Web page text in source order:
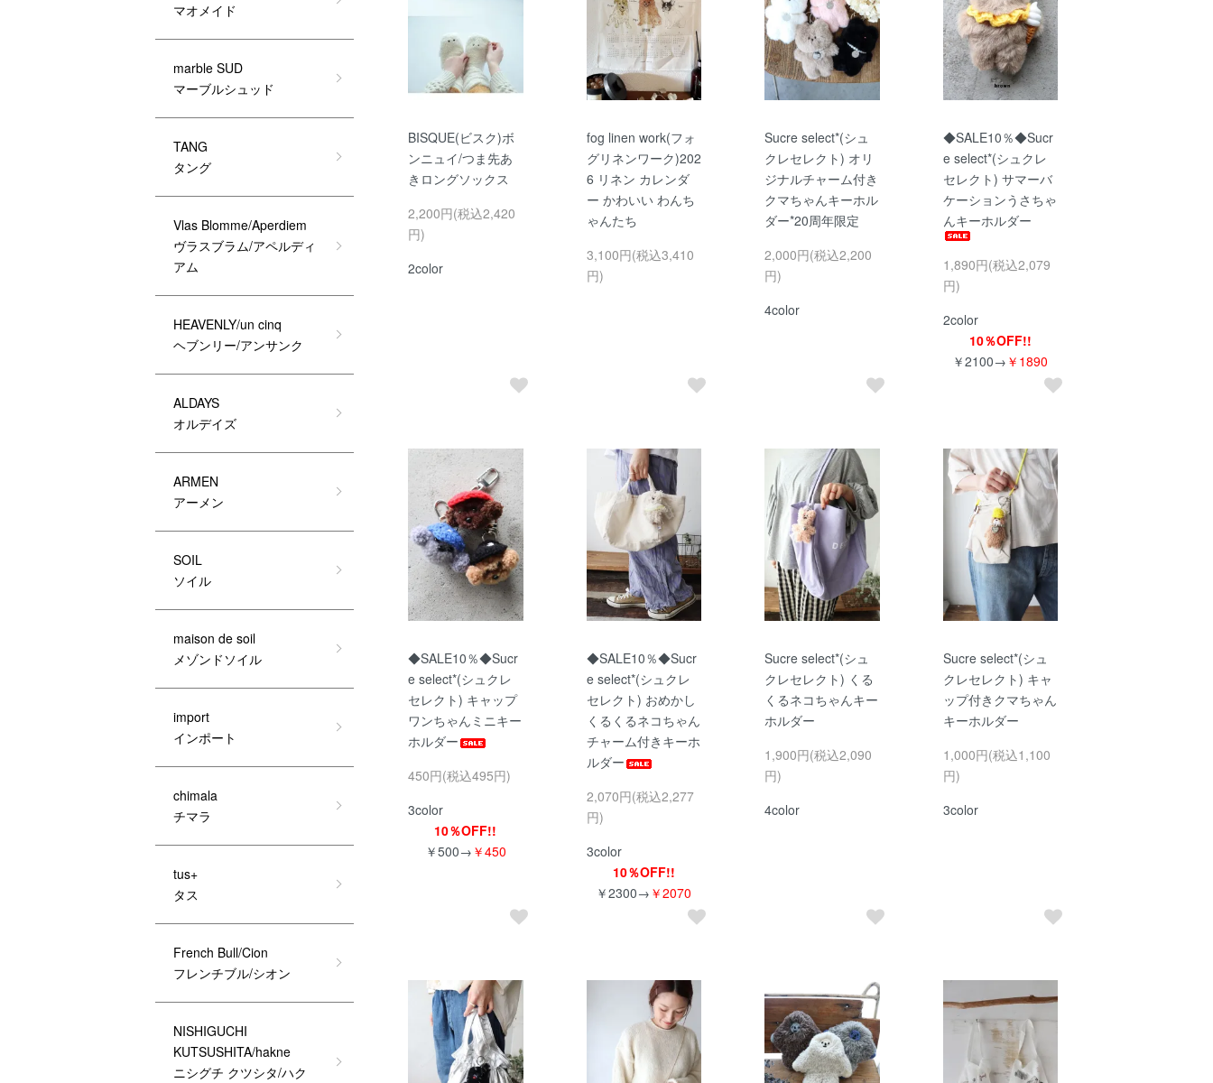
BISQUE(ビスク)ボ
ンニュイ/つま先あ
きロングソックス
2,200円(税込2,420
円)
2color
fog linen work(フォ
グリネンワーク)202
6 リネン カレンダ
ー かわいい わんち
ゃんたち
3,100円(税込3,410
円)
Sucre select*(シュ
クレセレクト) オリ
ジナルチャーム付き
クマちゃんキーホル
ダー*20周年限定
2,000円(税込2,200
円)
4color
◆SALE10％◆Sucr
e select*(シュクレ
セレクト) サマーバ
ケーションうさちゃ
んキーホルダー
1,890円(税込2,079
円)
2color
10％OFF!!
￥2100→ ￥1890
◆SALE10％◆Sucr
e select*(シュクレ
セレクト) キャップ
ワンちゃんミニキー
ホルダー
450円(税込495円)
3color
10％OFF!!
￥500→ ￥450
◆SALE10％◆Sucr
e select*(シュクレ
セレクト) おめかし
くるくるネコちゃん
チャーム付きキーホ
ルダー
2,070円(税込2,277
円)
3color
10％OFF!!
￥2300→ ￥2070
Sucre select*(シュ
クレセレクト) くる
くるネコちゃんキー
ホルダー
1,900円(税込2,090
円)
4color
Sucre select*(シュ
クレセレクト) キャ
ップ付きクマちゃん
キーホルダー
1,000円(税込1,100
円)
3color
マオメイド
marble SUD
マーブルシュッド
TANG
タング
Vlas Blomme/Aperdiem
ヴラスブラム/アペルディ
アム
HEAVENLY/un cinq
ヘブンリー/アンサンク
ALDAYS
オルデイズ
ARMEN
アーメン
SOIL
ソイル
maison de soil
メゾンドソイル
import
インポート
chimala
チマラ
tus+
タス
French Bull/Cion
フレンチブル/シオン
NISHIGUCHI
KUTSUSHITA/hakne
ニシグチ クツシタ/ハク